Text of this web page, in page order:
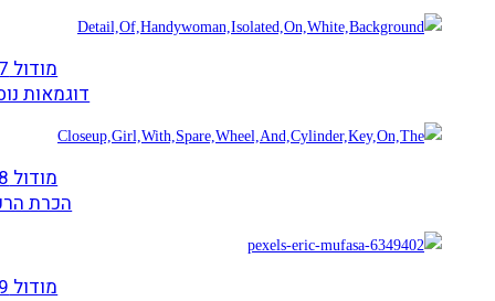
מודול 7
דוגמאות
מודול 8
הכרת
מודול 9